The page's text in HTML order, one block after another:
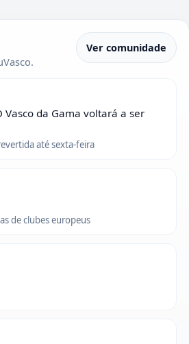
Ver comunidade
da Gama voltará a ser
até sexta-feira
de clubes europeus